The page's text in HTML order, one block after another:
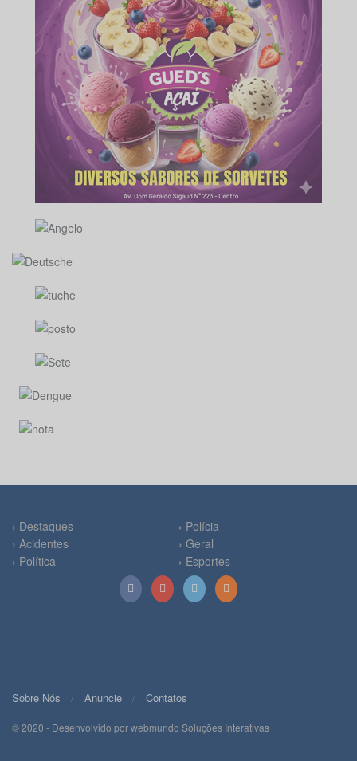
› Destaques
› Acidentes
› Política
› Polícia
› Geral
› Esportes
Sobre Nós Anuncie Contatos
© 2020 - Desenvolvido por webmundo Soluções Interativas